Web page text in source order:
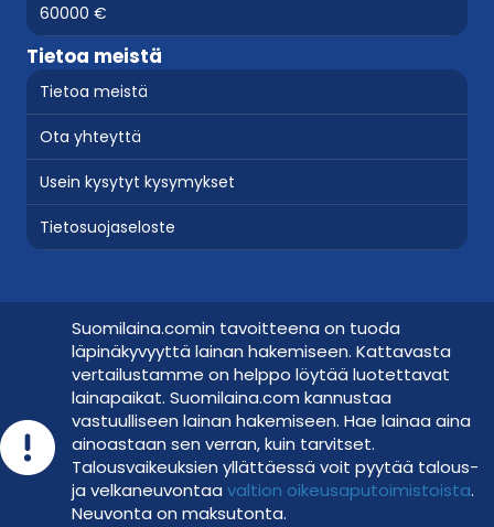
60000 €
Tietoa meistä
Tietoa meistä
Ota yhteyttä
Usein kysytyt kysymykset
Tietosuojaseloste
Hae lainaa vastuullisesti
Suomilaina.comin tavoitteena on tuoda
läpinäkyvyyttä lainan hakemiseen. Kattavasta
vertailustamme on helppo löytää luotettavat
lainapaikat. Suomilaina.com kannustaa
vastuulliseen lainan hakemiseen. Hae lainaa aina
ainoastaan sen verran, kuin tarvitset.
Talousvaikeuksien yllättäessä voit pyytää talous-
ja velkaneuvontaa val­tion oi­keus­a­pu­toi­mis­tois­ta.
Neuvonta on maksutonta.